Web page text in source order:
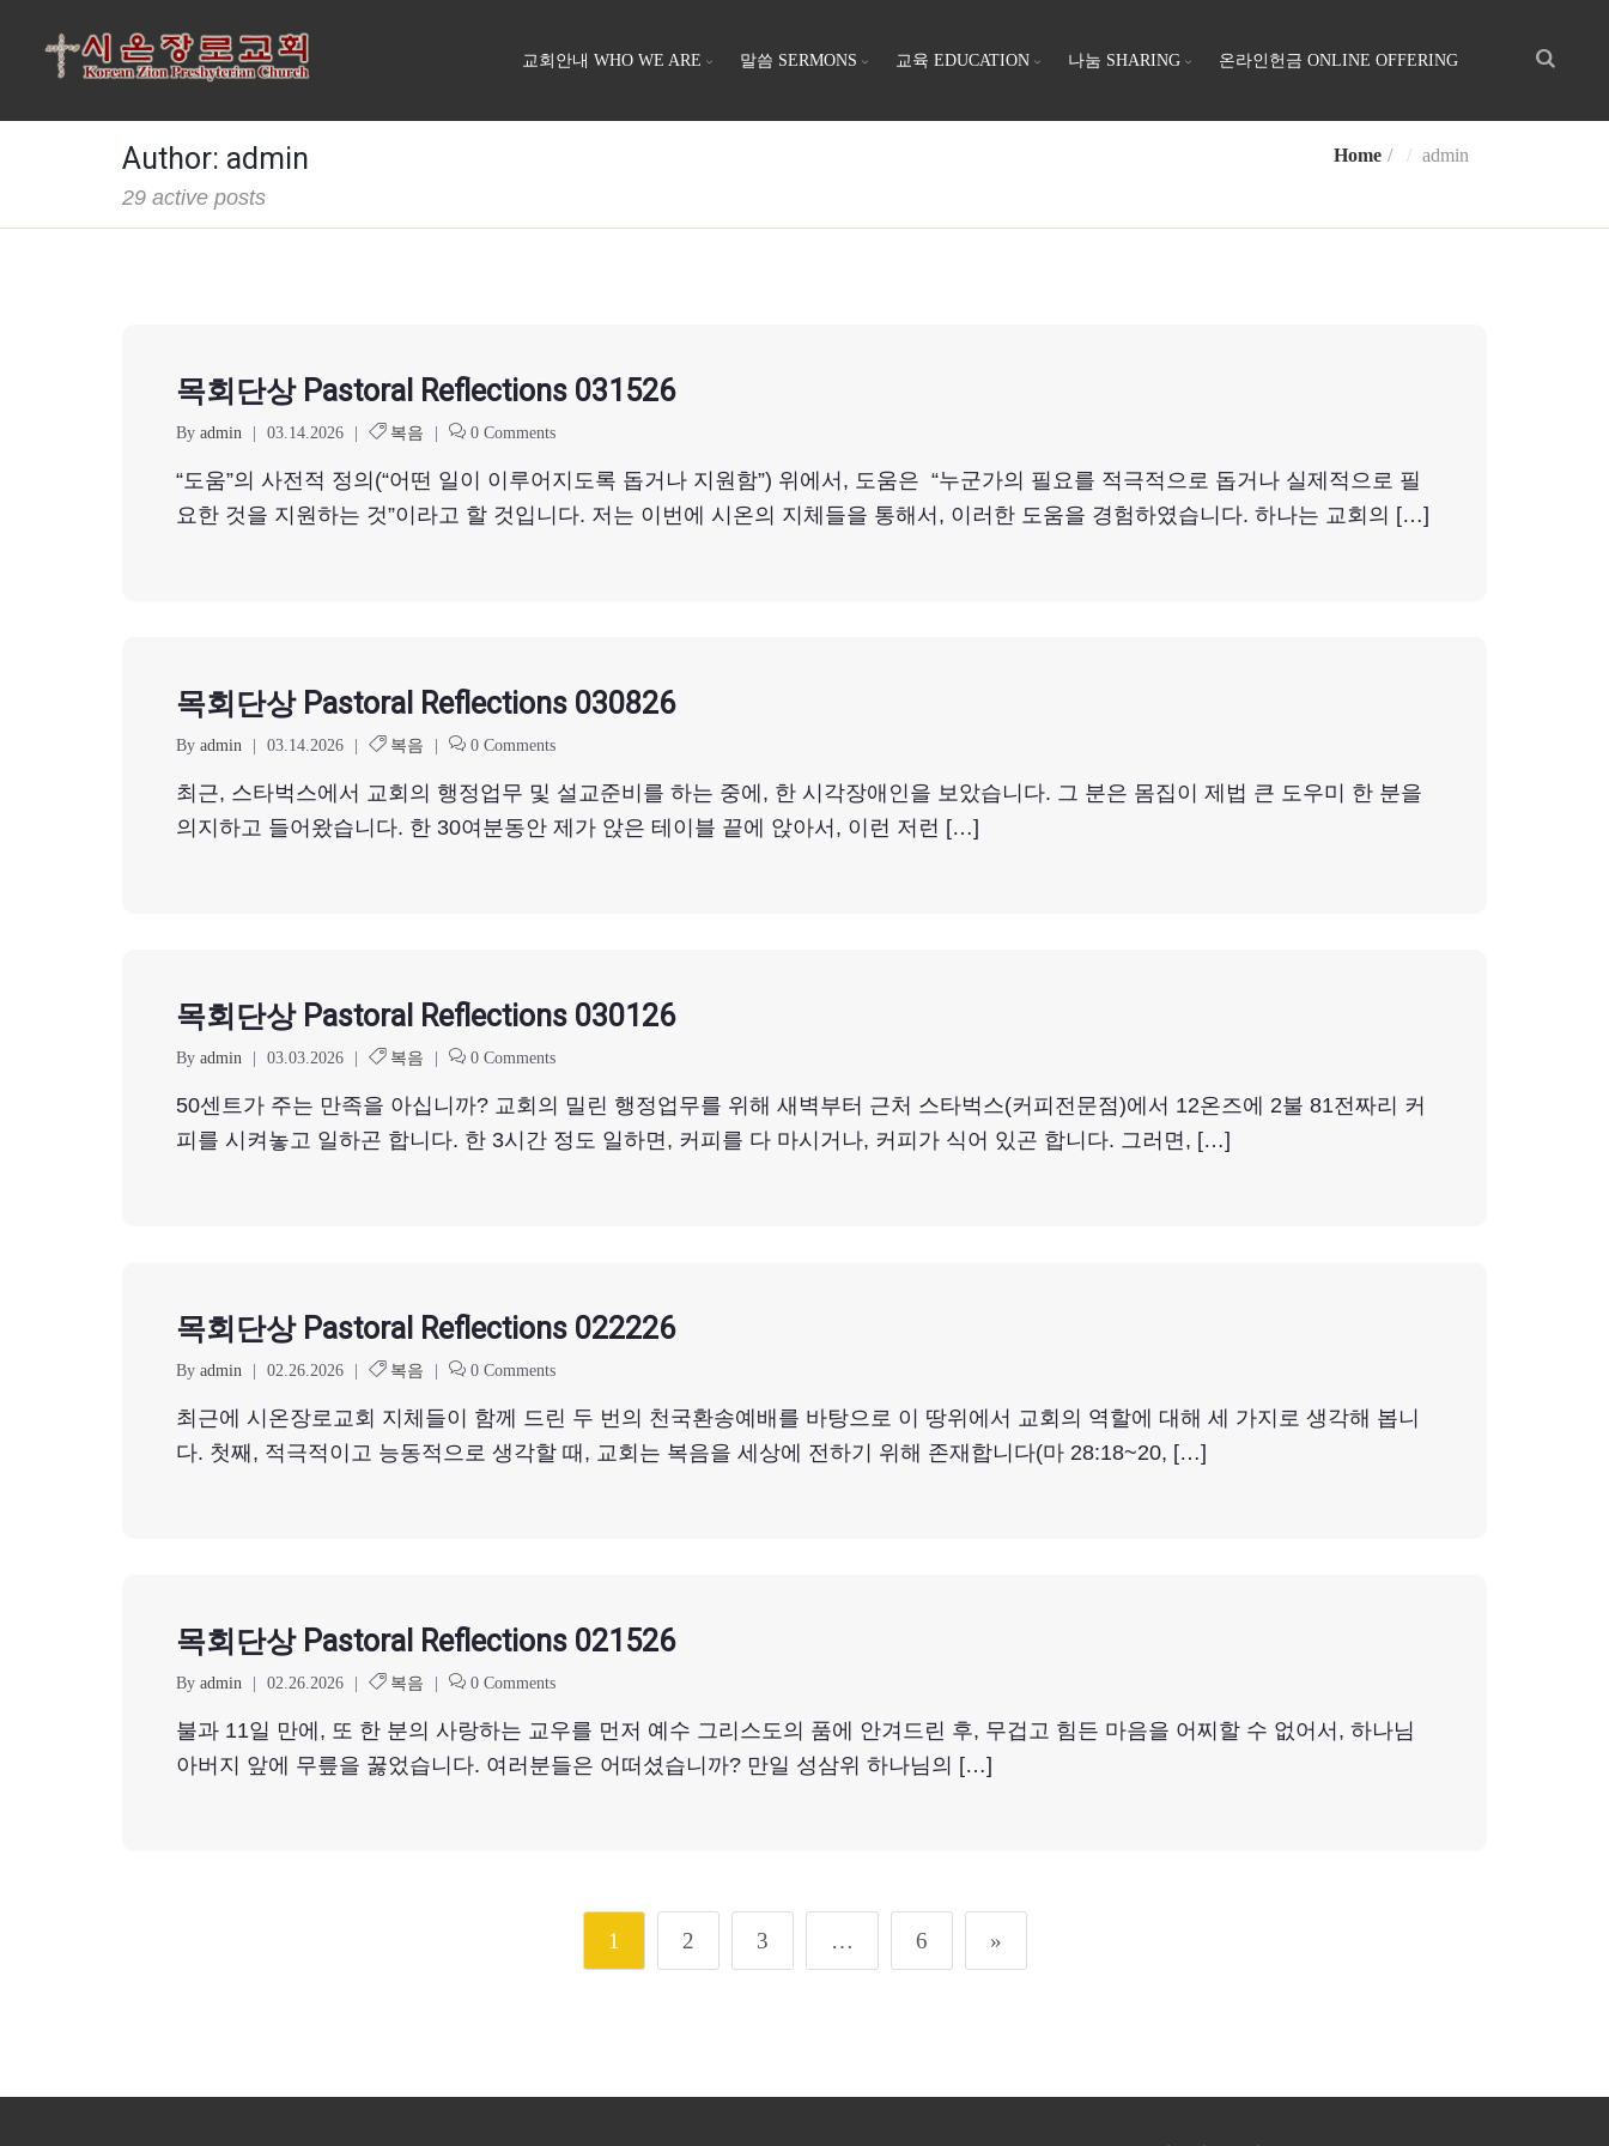
교회안내 WHO WE ARE 말씀 SERMONS 교육 EDUCATION 나눔 SHARING 온라인헌금 ONLINE OFFERING
Author: admin
29 active posts
Home admin
목회단상 Pastoral Reflections 031526
By admin 03.14.2026 복음 0 Comments
“도움”의 사전적 정의(“어떤 일이 이루어지도록 돕거나 지원함”) 위에서, 도움은 “누군가의 필요를 적극적으로 돕거나 실제적으로 필
요한 것을 지원하는 것”이라고 할 것입니다. 저는 이번에 시온의 지체들을 통해서, 이러한 도움을 경험하였습니다. 하나는 교회의 […]
목회단상 Pastoral Reflections 030826
By admin 03.14.2026 복음 0 Comments
최근, 스타벅스에서 교회의 행정업무 및 설교준비를 하는 중에, 한 시각장애인을 보았습니다. 그 분은 몸집이 제법 큰 도우미 한 분을
의지하고 들어왔습니다. 한 30여분동안 제가 앉은 테이블 끝에 앉아서, 이런 저런 […]
목회단상 Pastoral Reflections 030126
By admin 03.03.2026 복음 0 Comments
50센트가 주는 만족을 아십니까? 교회의 밀린 행정업무를 위해 새벽부터 근처 스타벅스(커피전문점)에서 12온즈에 2불 81전짜리 커
피를 시켜놓고 일하곤 합니다. 한 3시간 정도 일하면, 커피를 다 마시거나, 커피가 식어 있곤 합니다. 그러면, […]
목회단상 Pastoral Reflections 022226
By admin 02.26.2026 복음 0 Comments
최근에 시온장로교회 지체들이 함께 드린 두 번의 천국환송예배를 바탕으로 이 땅위에서 교회의 역할에 대해 세 가지로 생각해 봅니
다. 첫째, 적극적이고 능동적으로 생각할 때, 교회는 복음을 세상에 전하기 위해 존재합니다(마 28:18~20, […]
목회단상 Pastoral Reflections 021526
By admin 02.26.2026 복음 0 Comments
불과 11일 만에, 또 한 분의 사랑하는 교우를 먼저 예수 그리스도의 품에 안겨드린 후, 무겁고 힘든 마음을 어찌할 수 없어서, 하나님
아버지 앞에 무릎을 꿇었습니다. 여러분들은 어떠셨습니까? 만일 성삼위 하나님의 […]
1 2 3 … 6 »